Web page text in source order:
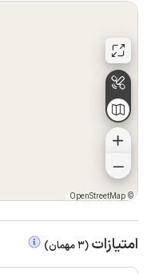
©
OpenStreetMap
امتیازات (
3مهمان)